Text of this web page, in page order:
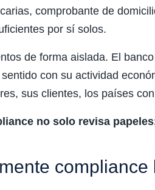
comprobante de
por sí solos.
de forma aislada. El
con su actividad
sus clientes, los países
no solo revisa
compliance